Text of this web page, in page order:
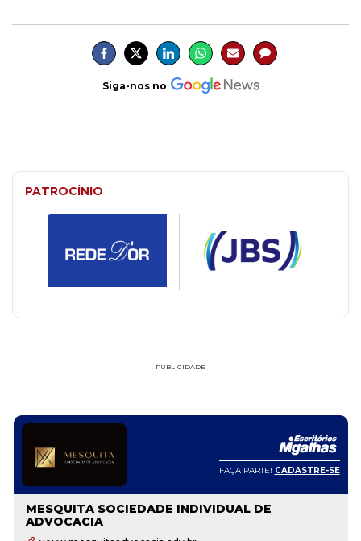
Siga-nos no
PATROCÍNIO
PUBLICIDADE
FAÇA PARTE! CADASTRE-SE
MESQUITA SOCIEDADE INDIVIDUAL DE
ADVOCACIA